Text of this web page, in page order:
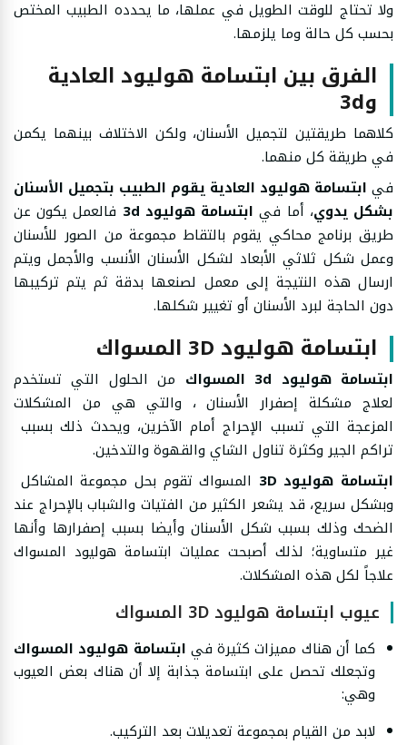
ولا تحتاج للوقت الطويل في عملها، ما يحدده الطبيب المختص
بحسب كل حالة وما يلزمها.
الفرق بين ابتسامة هوليود العادية
و3d
كلاهما طريقتين لتجميل الأسنان، ولكن الاختلاف بينهما يكمن
في طريقة كل منهما.
في ابتسامة هوليود العادية يقوم الطبيب بتجميل الأسنان
بشكل يدوي، أما فيابتسامة هوليود 3d
فالعمل يكون عن
طريق برنامج محاكي يقوم بالتقاط مجموعة من الصور للأسنان
وعمل شكل ثلاثي الأبعاد لشكل الأسنان الأنسب والأجمل ويتم
ارسال هذه النتيجة إلى معمل لصنعها بدقة ثم يتم تركيبها
دون الحاجة لبرد الأسنان أو تغيير شكلها.
ابتسامة هوليود 3D المسواك
ابتسامة هوليود 3d المسواك
من الحلول التي تستخدم
لعلاج مشكلة إصفرار الأسنان ، والتي هي من المشكلات
المزعجة التي تسبب الإحراج أمام الآخرين، ويحدث ذلك بسبب
تراكم الجير وكثرة تناول الشاي والقهوة والتدخين.
ابتسامة هوليود 3D
المسواك تقوم بحل مجموعة المشاكل
وبشكل سريع، قد يشعر الكثير من الفتيات والشباب بالإحراج عند
الضحك وذلك بسبب شكل الأسنان وأيضا بسبب إصفرارها وأنها
غير متساوية؛ لذلك أصبحت عمليات ابتسامة هوليود المسواك
علاجاً لكل هذه المشكلات.
عيوب ابتسامة هوليود 3D المسواك
كما أن هناك مميزات كثيرة في ابتسامة هوليود المسواك
وتجعلك تحصل على ابتسامة جذابة إلا أن هناك بعض العيوب
وهي:
لابد من القيام بمجموعة تعديلات بعد التركيب.